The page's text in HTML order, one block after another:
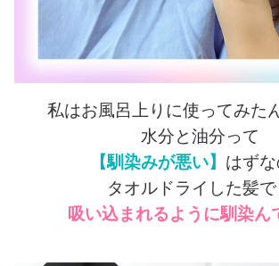
私はお風呂上りに使ってみた
水分と油分って
【馴染みが悪い】 はず
タオルドライした髪で
吸い込まれるように馴染ん